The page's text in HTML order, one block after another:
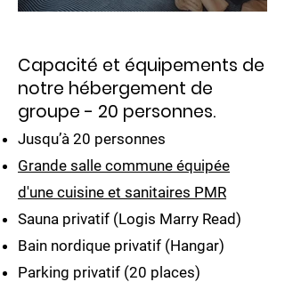
Capacité et équipements de
notre hébergement de
groupe - 20 personnes.
Jusqu’à 20 personnes
Grande salle commune équipée
d'une cuisine et sanitaires PMR
Sauna privatif (Logis Marry Read)
Bain nordique privatif (Hangar)
Parking privatif (20 places)